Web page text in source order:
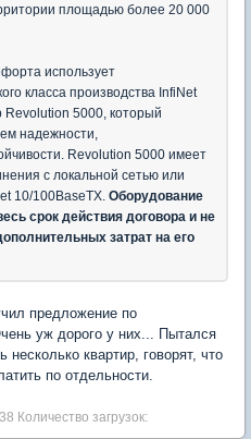
площадью более 20 000
использует
класса производства InfiNet
5000, который
надежности,
Revolution 5000 имеет
с локальной сетью или
10/100BaseTX. Оборудование
срок действия договора и не
затрат на его
предложение по
уж дорого у них... Пытался
квартир, говорят, что
по отдельности.
Количество загрузок: